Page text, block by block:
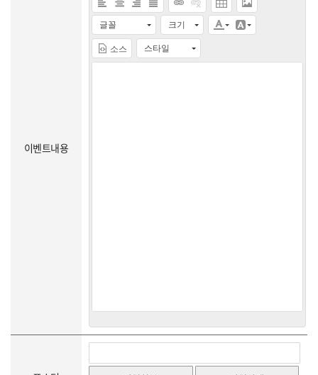
이벤트내용
글꼴 크기
소스 스타일